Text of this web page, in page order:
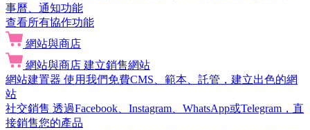
事曆、通知功能
查看所有協作功能
網站與商店
網站與商店 建立銷售網站
網站建置器 使用我們免費CMS、範本、託管，建立出色的網
站
社交銷售 透過Facebook、Instagram、WhatsApp或Telegram，直
接銷售您的產品